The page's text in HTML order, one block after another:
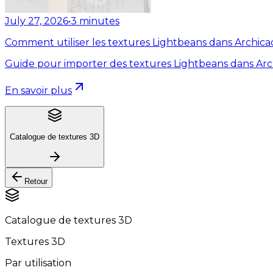
July 27, 2026•3 minutes
Comment utiliser les textures Lightbeans dans
Guide pour importer des textures Lightbeans dans
En savoir plus
Catalogue de textures 3D
Retour
Catalogue de textures 3D
Textures 3D
Par utilisation